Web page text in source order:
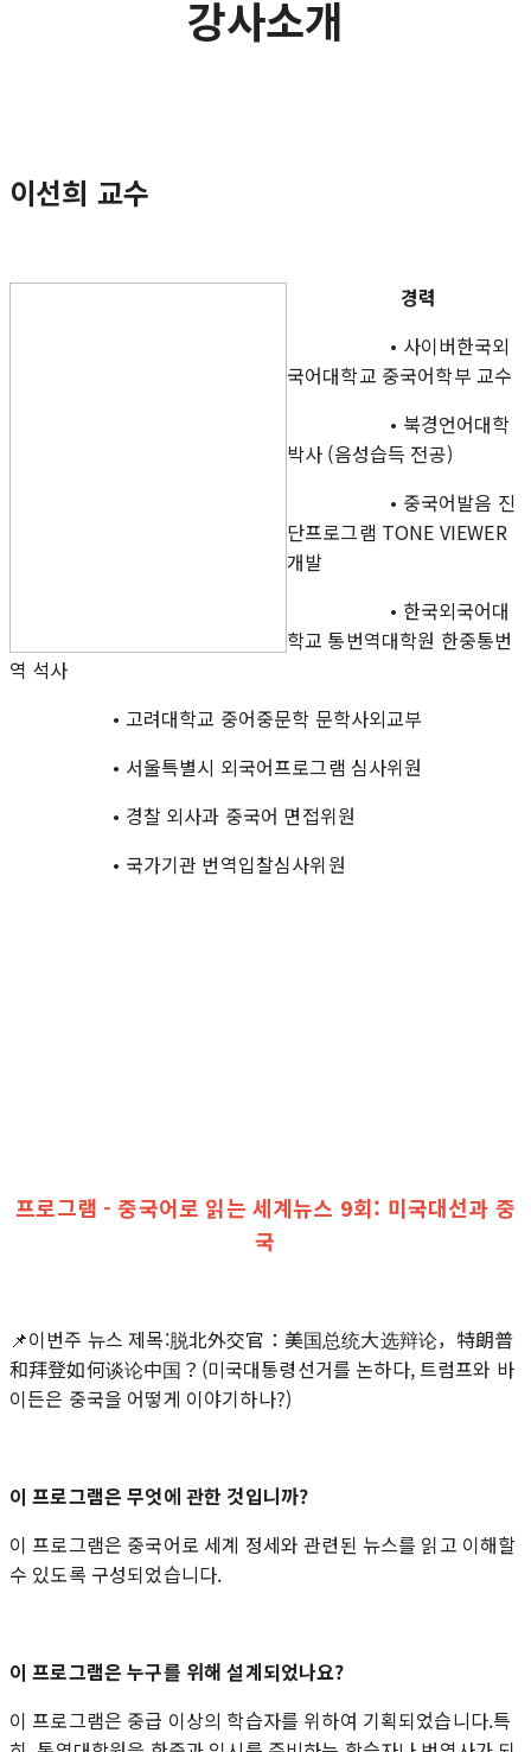
강사소개
이선희 교수
경력
• 사이버한국외
국어대학교 중국어학부 교수
• 북경언어대학
박사 (음성습득 전공)
• 중국어발음 진
단프로그램 TONE VIEWER
개발
• 한국외국어대
학교 통번역대학원 한중통번
역 석사
• 고려대학교 중어중문학 문학사외교부
• 서울특별시 외국어프로그램 심사위원
• 경찰 외사과 중국어 면접위원
• 국가기관 번역입찰심사위원
프로그램 - 중국어로 읽는 세계뉴스 9회: 미국대선과 중
국
📌이번주 뉴스 제목:脱北外交官：美国总统大选辩论，特朗普
和拜登如何谈论中国？(미국대통령선거를 논하다, 트럼프와 바
이든은 중국을 어떻게 이야기하나?)
이 프로그램은 무엇에 관한 것입니까?
이 프로그램은 중국어로 세계 정세와 관련된 뉴스를 읽고 이해할
수 있도록 구성되었습니다.
이 프로그램은 누구를 위해 설계되었나요?
이 프로그램은 중급 이상의 학습자를 위하여 기획되었습니다.특